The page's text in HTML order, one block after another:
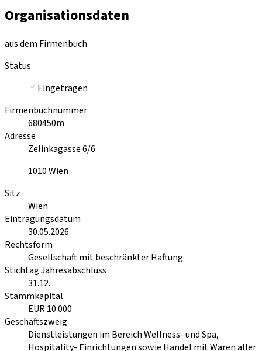
Organisationsdaten
aus dem Firmenbuch
Status
Eingetragen
Firmenbuchnummer
680450m
Adresse
Zelinkagasse 6/6
1010Wien
Sitz
Wien
Eintragungsdatum
30.05.2026
Rechtsform
Gesellschaft mit beschränkter Haftung
Stichtag Jahresabschluss
31.12.
Stammkapital
EUR 10 000
Geschäftszweig
Dienstleistungen im Bereich Wellness- und Spa,
Hospitality- Einrichtungen sowie Handel mit Waren aller